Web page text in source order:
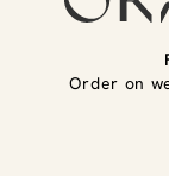
Order on